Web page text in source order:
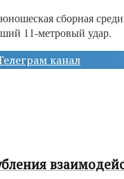
сборная
11-метровый удар.
канал